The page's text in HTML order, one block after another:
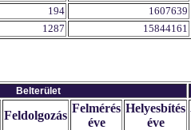
194
1607639
1287 15844161
Belterület
Feldolgozás
Felmérés
éve
Helyesbítés
éve